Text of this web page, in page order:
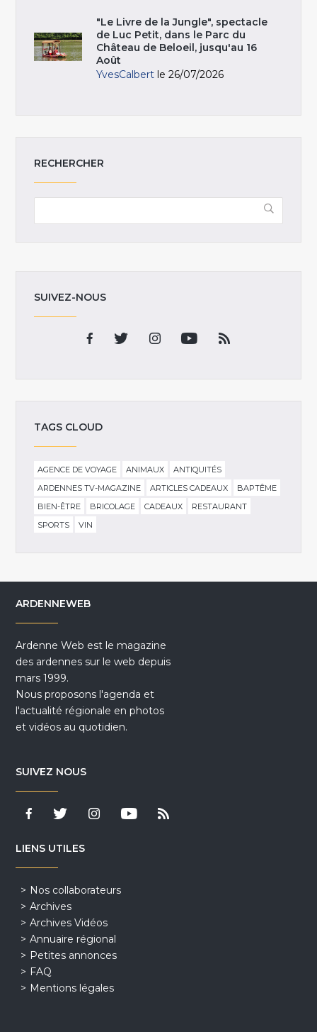
"Le Livre de la Jungle", spectacle
de Luc Petit, dans le Parc du
Château de Beloeil, jusqu'au 16
Août
YvesCalbert le 26/07/2026
RECHERCHER
SUIVEZ-NOUS
TAGS CLOUD
AGENCE DE VOYAGE ANIMAUX
ANTIQUITÉS
ARDENNES TV-MAGAZINE
ARTICLES CADEAUX
BAPTÊME
BIEN-ÊTRE
BRICOLAGE CADEAUX
RESTAURANT
SPORTS
VIN
ARDENNEWEB
Ardenne Web est le magazine
des ardennes sur le web depuis
mars 1999.
Nous proposons l'agenda et
l'actualité régionale en photos
et vidéos au quotidien.
SUIVEZ NOUS
LIENS UTILES
Nos collaborateurs
Archives
Archives Vidéos
Annuaire régional
Petites annonces
FAQ
Mentions légales